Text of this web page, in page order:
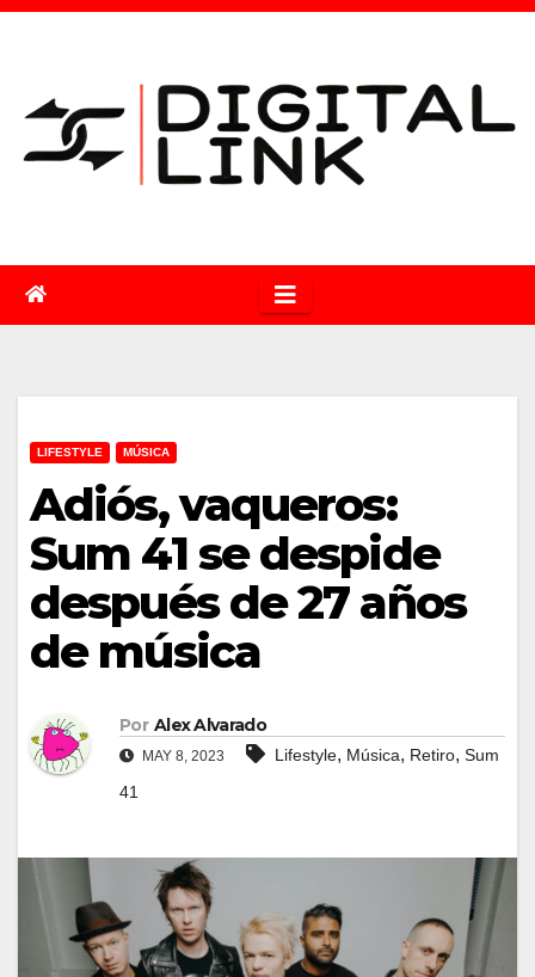
Saltar
LIFESTYLE MÚSICA
Adiós, vaqueros:
Sum 41 se despide
después de 27 años
de música
Por Alex Alvarado
MAY 8, 2023 Lifestyle, Música, Retiro, Sum
41